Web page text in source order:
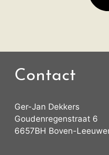
Contact
Ger-Jan Dekkers
Goudenregenstraat 6
6657BH Boven-